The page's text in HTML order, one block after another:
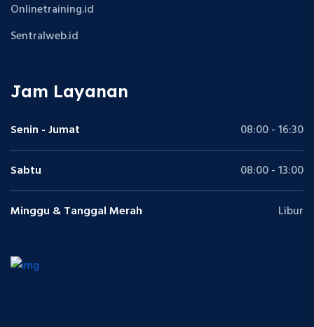
Onlinetraining.id
Sentralweb.id
Jam Layanan
Senin - Jumat 08:00 - 16:30
Sabtu 08:00 - 13:00
Minggu & Tanggal Merah Libur